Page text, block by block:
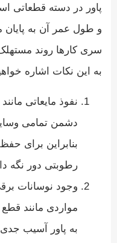
پاور در دسته قطعاتی
و طول عمر آن به پایان
سری کارها روند
به این نکات اشاره
نفوذ مایعاتی
دشمن تمامی
بنابراین برای
رطوبتی دور نگه
وجود نوسانات
مواردی مانند
به پاور آسیب